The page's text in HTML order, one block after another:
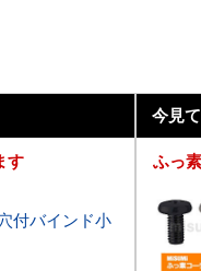
す
付バインド小
今見
ふっ